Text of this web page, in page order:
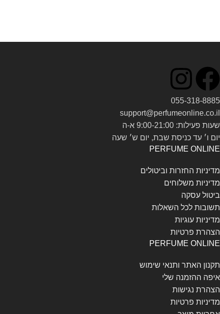
055-318-8885
support@perfumeonline.co.il
שעות פעילות: 9:00-21:00 א-ה
יום ו׳ עד כניסת שבת, יום ש׳ שעה
PERFUME ONLINE
מדיניות החזרות וביטולים
מדיניות משלוחים
ביטול עסקה
תשובות לכל השאלות
מדיניות עוגיות
הצהרת פרטיות
PERFUME ONLINE
תקנון האתר ותנאי שימוש
איפה ההזמנה שלי
הצהרת נגישות
מדיניות פרטיות